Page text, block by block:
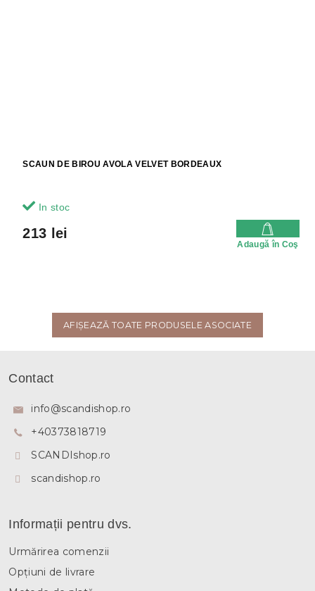
SCAUN DE BIROU AVOLA VELVET BORDEAUX
In stoc
213 lei
Adaugă în Coş
AFIŞEAZĂ TOATE PRODUSELE ASOCIATE
Contact
info@scandishop.ro
+40373818719
SCANDIshop.ro
scandishop.ro
Informații pentru dvs.
Urmărirea comenzii
Opțiuni de livrare